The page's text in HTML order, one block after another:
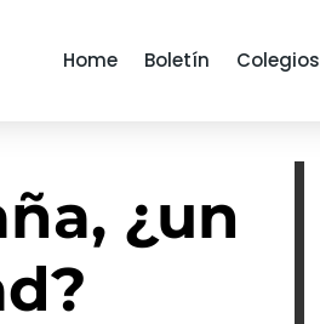
Home Boletín Colegios
¿un